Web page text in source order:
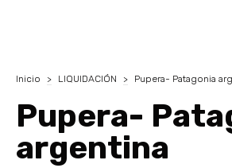
Inicio > LIQUIDACIÓN > Pupera- Patagonia
Pupera-
argentina